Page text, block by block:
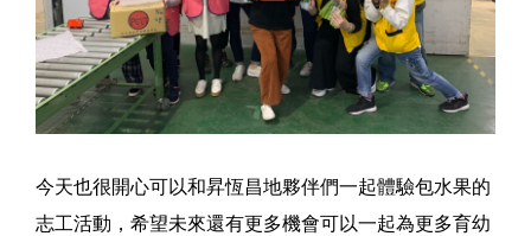
今天也很開心可以和昇恆昌地夥伴們一起體驗包水果的
志工活動，希望未來還有更多機會可以一起為更多育幼